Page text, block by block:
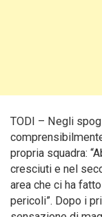
TODI – Negli
propria squadra:
cresciuti e nel
area che ci ha
pericoli”. Dopo i